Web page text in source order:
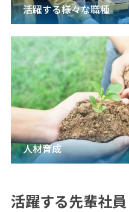
活躍する様々な職種
人材育成
活躍する先輩社員